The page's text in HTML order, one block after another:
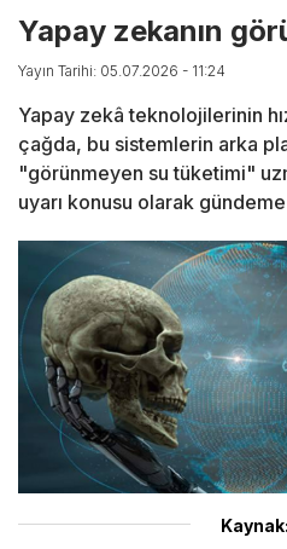
Yapay zekanın
Yayın Tarihi: 05.07.2026 - 11:24
Yapay zekâ teknolojilerinin
çağda, bu sistemlerin arka
"görünmeyen su tüketimi"
uyarı konusu olarak gündeme